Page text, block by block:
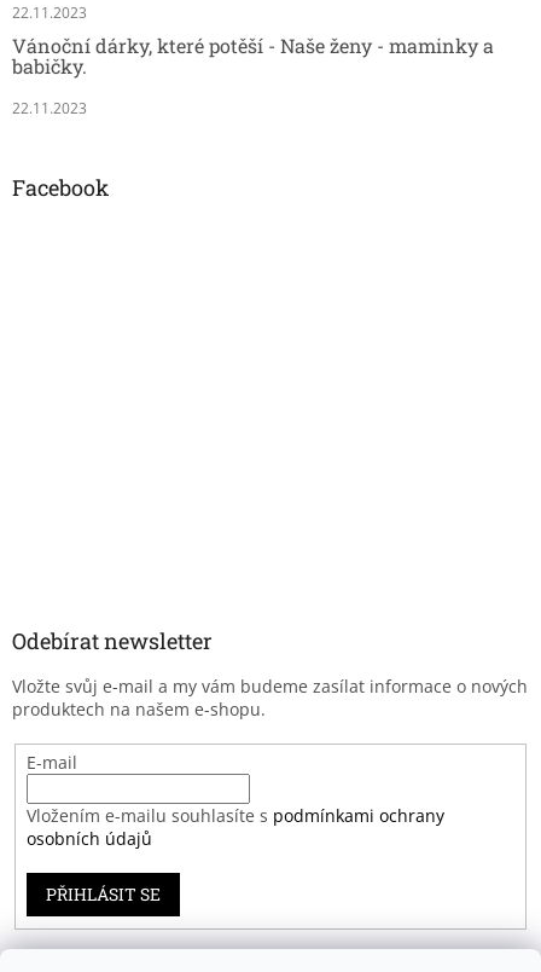
22.11.2023
Vánoční dárky, které potěší - Naše ženy - maminky a
babičky.
22.11.2023
Facebook
Odebírat newsletter
Vložte svůj e-mail a my vám budeme zasílat informace o nových
produktech na našem e-shopu.
E-mail
Vložením e-mailu souhlasíte s podmínkami ochrany
osobních údajů
PŘIHLÁSIT SE